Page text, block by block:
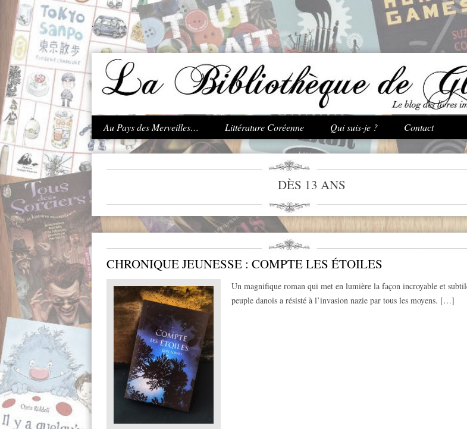
.
Aller au contenu principal
Au Pays des Merveilles… Littérature Coréenne Qui suis-je ? Contact
DÈS 13 ANS
CHRONIQUE JEUNESSE : COMPTE LES ÉTOILES
Un magnifique roman qui met en lumière la façon incroyable et
peuple danois a résisté à l’invasion nazie par tous les moyens. […]